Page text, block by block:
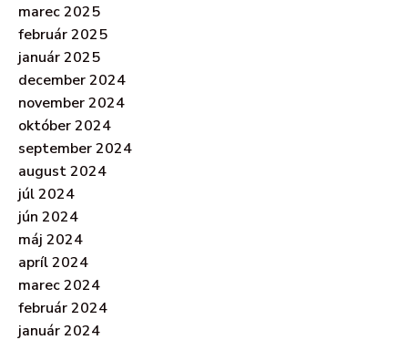
marec 2025
február 2025
január 2025
december 2024
november 2024
október 2024
september 2024
august 2024
júl 2024
jún 2024
máj 2024
apríl 2024
marec 2024
február 2024
január 2024